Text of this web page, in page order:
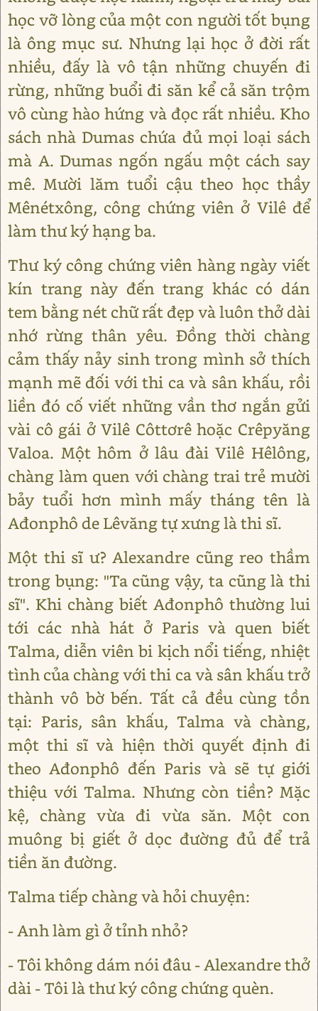
học vỡ lòng của một con người tốt bụng
là ông mục sư. Nhưng lại học ở đời rất
nhiều, đấy là vô tận những chuyến đi
rừng, những buổi đi săn kể cả săn trộm
vô cùng hào hứng và đọc rất nhiều. Kho
sách nhà Dumas chứa đủ mọi loại sách
mà A. Dumas ngốn ngấu một cách say
mê. Mười lăm tuổi cậu theo học thầy
Mênétxông, công chứng viên ở Vilê để
làm thư ký hạng ba.
Thư ký công chứng viên hàng ngày viết
kín trang này đến trang khác có dán
tem bằng nét chữ rất đẹp và luôn thở dài
nhớ rừng thân yêu. Đồng thời chàng
cảm thấy nảy sinh trong mình sở thích
mạnh mẽ đối với thi ca và sân khấu, rồi
liền đó cố viết những vần thơ ngắn gửi
vài cô gái ở Vilê Côttơrê hoặc Crêpyăng
Valoa. Một hôm ở lâu đài Vilê Hêlông,
chàng làm quen với chàng trai trẻ mười
bảy tuổi hơn mình mấy tháng tên là
Ađonphô de Lêvăng tự xưng là thi sĩ.
Một thi sĩ ư? Alexandre cũng reo thầm
trong bụng: "Ta cũng vậy, ta cũng là thi
sĩ". Khi chàng biết Ađonphô thường lui
tới các nhà hát ở Paris và quen biết
Talma, diễn viên bi kịch nổi tiếng, nhiệt
tình của chàng với thi ca và sân khấu trở
thành vô bờ bến. Tất cả đều cùng tồn
tại: Paris, sân khấu, Talma và chàng,
một thi sĩ và hiện thời quyết định đi
theo Ađonphô đến Paris và sẽ tự giới
thiệu với Talma. Nhưng còn tiền? Mặc
kệ, chàng vừa đi vừa săn. Một con
muông bị giết ở dọc đường đủ để trả
tiền ăn đường.
Talma tiếp chàng và hỏi chuyện:
- Anh làm gì ở tỉnh nhỏ?
- Tôi không dám nói đâu - Alexandre thở
dài - Tôi là thư ký công chứng quèn.